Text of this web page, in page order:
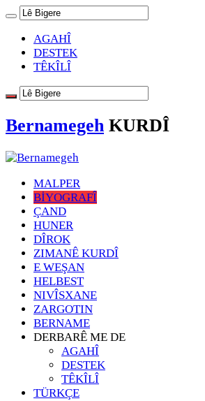
AGAHÎ
DESTEK
TÊKÎLÎ
Bernamegeh KURDÎ
MALPER
BİYOGRAFÎ
ÇAND
HUNER
DÎROK
ZIMANÊ KURDÎ
E WEŞAN
HELBEST
NIVÎSXANE
ZARGOTIN
BERNAME
DERBARÊ ME DE
AGAHÎ
DESTEK
TÊKÎLÎ
TÜRKÇE